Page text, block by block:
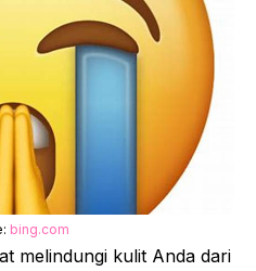
bing.com
melindungi kulit Anda dari